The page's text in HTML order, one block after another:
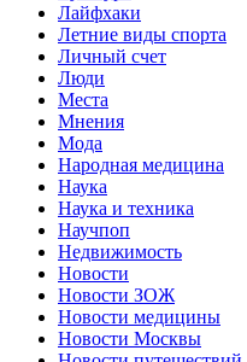
Лайфхаки
Летние виды спорта
Личный счет
Люди
Места
Мнения
Мода
Народная медицина
Наука
Наука и техника
Научпоп
Недвижимость
Новости
Новости ЗОЖ
Новости медицины
Новости Москвы